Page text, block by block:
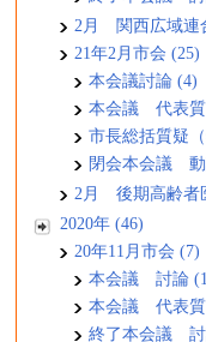
2月 関西広域連
21年2月市会 (25)
本会議討論 (4)
本会議 代表質
市長総括質疑
閉会本会議 動
2月 後期高齢者
2020年 (46)
20年11月市会 (7)
本会議 討論
本会議 代表質
終了本会議 討